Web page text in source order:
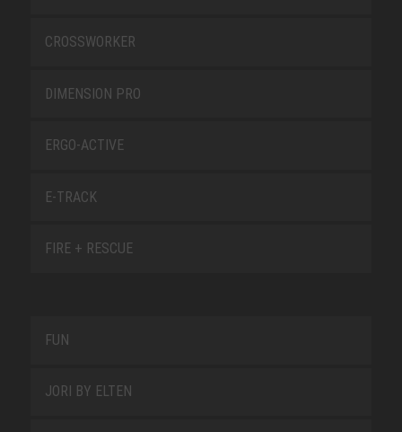
CROSSWORKER
DIMENSION PRO
ERGO-ACTIVE
E-TRACK
FIRE + RESCUE
FUN
JORI BY ELTEN